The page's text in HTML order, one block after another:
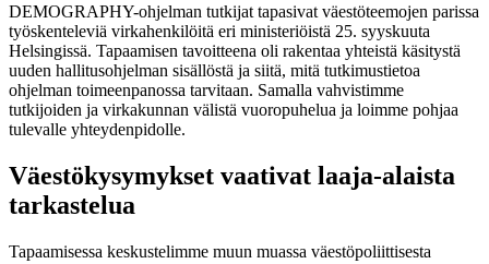
DEMOGRAPHY-ohjelman tutkijat tapasivat väestöteemojen parissa
työskenteleviä virkahenkilöitä eri ministeriöistä 25. syyskuuta
Helsingissä. Tapaamisen tavoitteena oli rakentaa yhteistä käsitystä
uuden hallitusohjelman sisällöstä ja siitä, mitä tutkimustietoa
ohjelman toimeenpanossa tarvitaan​. Samalla vahvistimme
tutkijoiden ja virkakunnan välistä vuoropuhelua ja loimme pohjaa
tulevalle yhteydenpidolle.
Väestökysymykset vaativat laaja-alaista
tarkastelua
Tapaamisessa keskustelimme muun muassa väestöpoliittisesta